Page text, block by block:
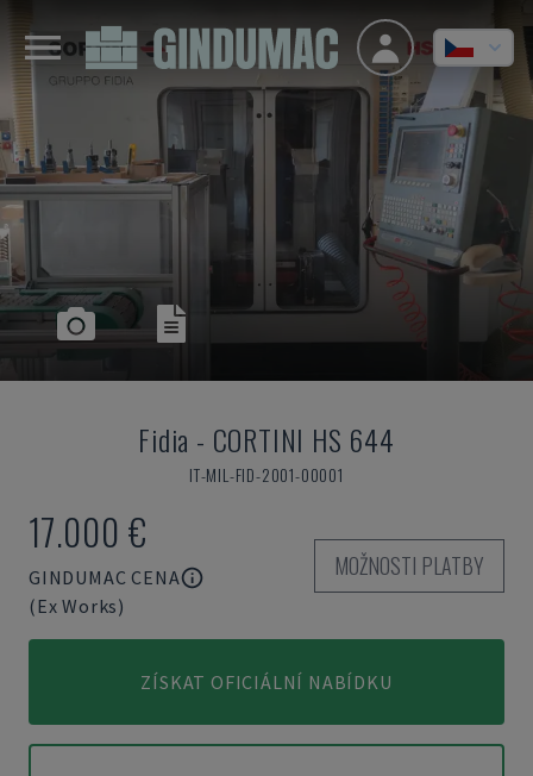
Fidia - CORTINI HS 644
IT-MIL-FID-2001-00001
17.000 €
GINDUMAC CENA
(Ex Works)
MOŽNOSTI PLATBY
ZÍSKAT OFICIÁLNÍ NABÍDKU